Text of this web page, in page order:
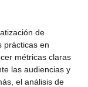
de
prácticas en
métricas claras
las audiencias y
el análisis de